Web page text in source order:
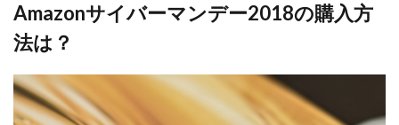
Amazonサイバーマンデー2018の購入方
法は？